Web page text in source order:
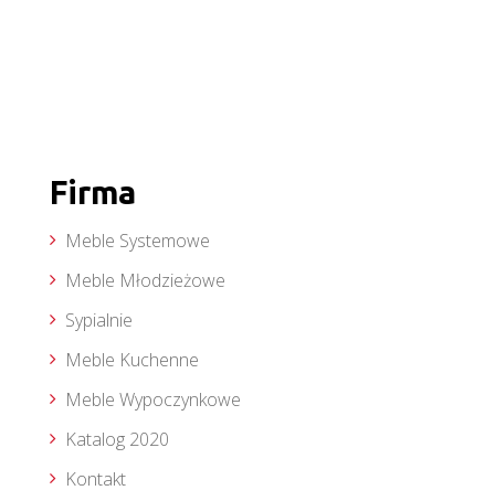
Firma
Meble Systemowe
Meble Młodzieżowe
Sypialnie
Meble Kuchenne
Meble Wypoczynkowe
Katalog 2020
Kontakt